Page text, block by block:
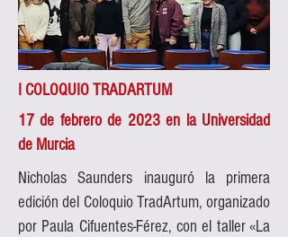
I COLOQUIO TRADARTUM
17 de febrero de 2023 en la Universidad
de Murcia
Nicholas Saunders inauguró la primera
edición del Coloquio TradArtum, organizado
por Paula Cifuentes-Férez, con el taller «La